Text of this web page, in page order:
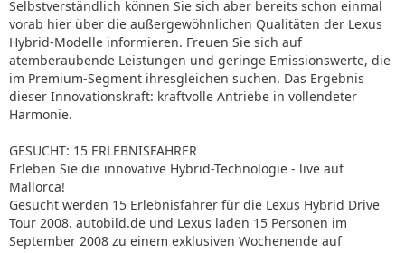
Selbstverständlich können Sie sich aber bereits schon einmal
vorab hier über die außergewöhnlichen Qualitäten der Lexus
Hybrid-Modelle informieren. Freuen Sie sich auf
atemberaubende Leistungen und geringe Emissionswerte, die
im Premium-Segment ihresgleichen suchen. Das Ergebnis
dieser Innovationskraft: kraftvolle Antriebe in vollendeter
Harmonie.
GESUCHT: 15 ERLEBNISFAHRER
Erleben Sie die innovative Hybrid-Technologie - live auf
Mallorca!
Gesucht werden 15 Erlebnisfahrer für die Lexus Hybrid Drive
Tour 2008. autobild.de und Lexus laden 15 Personen im
September 2008 zu einem exklusiven Wochenende auf